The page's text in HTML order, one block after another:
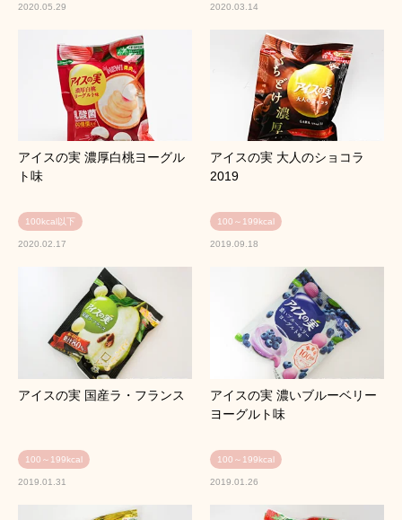
2020.05.29 2020.03.14
アイスの実 濃厚白桃ヨーグル
ト味
100kcal以下
2020.02.17
アイスの実 大人のショコラ
2019
100～199kcal
2019.09.18
アイスの実 国産ラ・フランス
100～199kcal
2019.01.31
アイスの実 濃いブルーベリー
ヨーグルト味
100～199kcal
2019.01.26